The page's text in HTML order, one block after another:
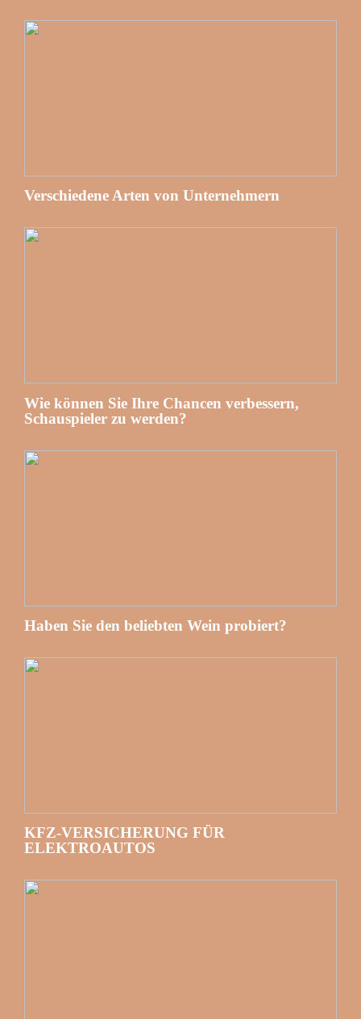
Verschiedene Arten von Unternehmern
Wie können Sie Ihre Chancen verbessern,
Schauspieler zu werden?
Haben Sie den beliebten Wein probiert?
KFZ-VERSICHERUNG FÜR
ELEKTROAUTOS